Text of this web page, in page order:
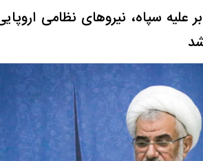
سپاه، نیروهای نظامی